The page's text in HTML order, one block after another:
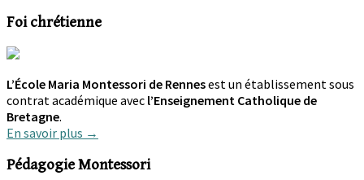
Foi chrétienne
L’École Maria Montessori de Rennesest un établissement sous
contrat académique avec l’Enseignement Catholique de
Bretagne.
En savoir plus →
Pédagogie Montessori